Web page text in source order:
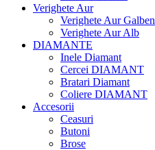
Verighete Aur
Verighete Aur Galben
Verighete Aur Alb
DIAMANTE
Inele Diamant
Cercei DIAMANT
Bratari Diamant
Coliere DIAMANT
Accesorii
Ceasuri
Butoni
Brose